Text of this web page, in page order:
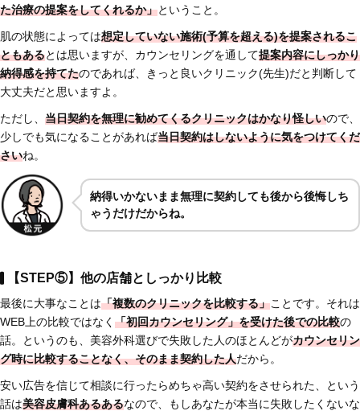
た治療の提案をしてくれるか」ということ。
肌の状態によっては想定していない施術(予算を超える)を提案されるこ
ともあるとは思いますが、カウンセリングを通して提案内容にしっかり
納得感を持てたのであれば、きっと良いクリニック(先生)だと判断して
大丈夫だと思いますよ。
ただし、 当日契約を無理に勧めてくるクリニックはかなり怪しいので、
少しでも気になることがあれば当日契約はしないように気をつけてくだ
さいね。
納得いかないまま無理に契約しても後から後悔しち
ゃうだけだからね。
【STEP⑤】他の店舗としっかり比較
最後に大事なことは「複数のクリニックを比較する」ことです。それは
WEB上の比較ではなく 「初回カウンセリング」を受けた後での比較の
話。というのも、美容外科選びで失敗した人のほとんどがカウンセリン
グ時に比較することなく、そのまま契約した人だから。
安い広告を信じて相談に行ったらめちゃ高い契約をさせられた、という
話は美容皮膚科あるあるなので、もしあなたが本当に失敗したくないな